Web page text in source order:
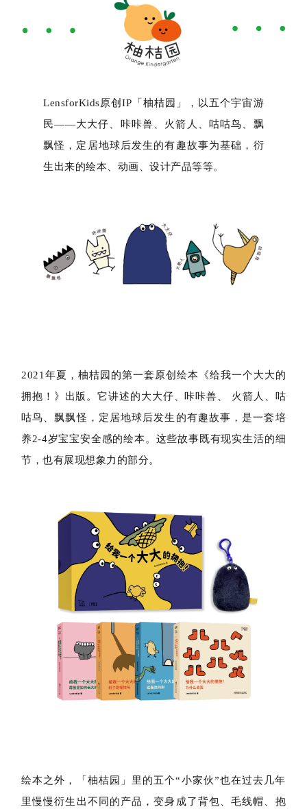
LensforKids原创IP「柚桔园」，以五个宇宙游
民——大大仔、咔咔兽、火箭人、咕咕鸟、飘
飘怪，定居地球后发生的有趣故事为基础，衍
生出来的绘本、动画、设计产品等等。
2021年夏，柚桔园的第一套原创绘本《给我一个大大的
拥抱！》出版。它讲述的大大仔、咔咔兽、 火箭人、咕
咕鸟、飘飘怪，定居地球后发生的有趣故事，是一套培
养2-4岁宝宝安全感的绘本。这些故事既有现实生活的细
节，也有展现想象力的部分。
绘本之外，「柚桔园」里的五个“小家伙”也在过去几年
里慢慢衍生出不同的产品，变身成了背包 、毛线帽 抱